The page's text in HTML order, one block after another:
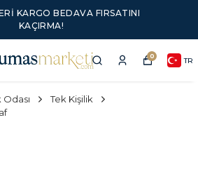
KARGO BEDAVA FIRSATINI
KAÇIRMA!
0 TR
Tek Kişilik